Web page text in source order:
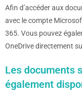
Afin d’accéder aux
avec le compte
365. Vous pouvez
OneDrive directement
Les documents
également